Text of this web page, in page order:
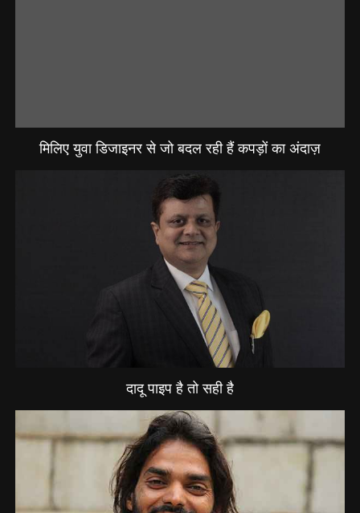
मिलिए युवा डिजाइनर से जो बदल रही हैं कपड़ों का अंदाज़
दादू पाइप है तो सही है